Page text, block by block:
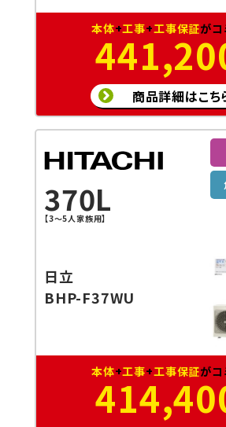
本体+工事+工事保証がコ
商品詳細はこち
370L
【3～5人家族用】
日立
BHP-F37WU
本体+工事+工事保証がコ